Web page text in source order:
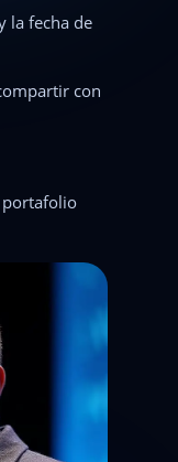
la fecha de
con
portafolio